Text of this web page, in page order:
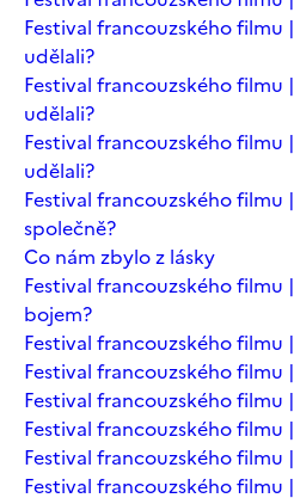
Festival francouzského filmu
udělali?
Festival francouzského filmu
udělali?
Festival francouzského filmu
udělali?
Festival francouzského
společně?
Co nám zbylo z lásky
Festival francouzského
bojem?
Festival francouzského filmu
Festival francouzského filmu
Festival francouzského filmu
Festival francouzského filmu
Festival francouzského filmu
Festival francouzského filmu